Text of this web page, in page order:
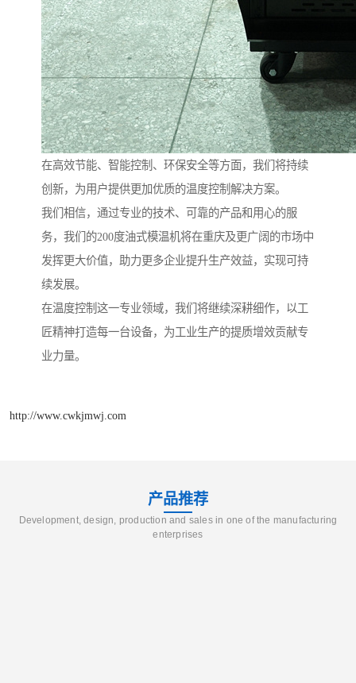
在高效节能、智能控制、环保安全等方面，我们将持续
创新，为用户提供更加优质的温度控制解决方案。
我们相信，通过专业的技术、可靠的产品和用心的服
务，我们的200度油式模温机将在重庆及更广阔的市场中
发挥更大价值，助力更多企业提升生产效益，实现可持
续发展。
在温度控制这一专业领域，我们将继续深耕细作，以工
匠精神打造每一台设备，为工业生产的提质增效贡献专
业力量。
http://www.cwkjmwj.com
产品推荐
Development, design, production and sales in one of the manufacturing
enterprises